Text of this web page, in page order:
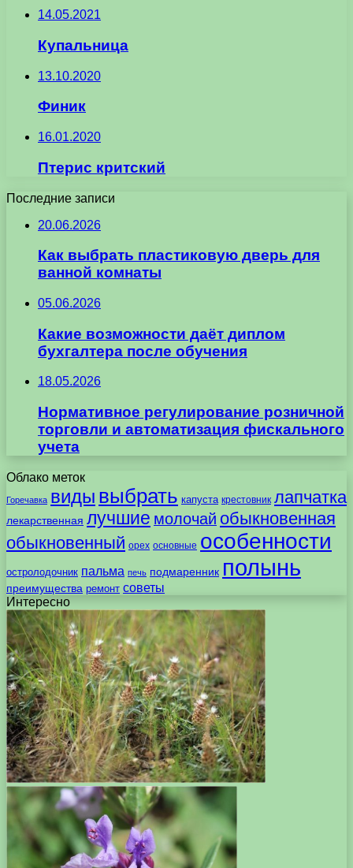
14.05.2021
Купальница
13.10.2020
Финик
16.01.2020
Птерис критский
Последние записи
20.06.2026
Как выбрать пластиковую дверь для
ванной комнаты
05.06.2026
Какие возможности даёт диплом
бухгалтера после обучения
18.05.2026
Нормативное регулирование розничной
торговли и автоматизация фискального
учета
Облако меток
Горечавка виды выбрать капуста крестовник лапчатка
лекарственная лучшие молочай обыкновенная
обыкновенный орех основные особенности
остролодочник пальма печь подмаренник полынь
преимущества ремонт советы
Интересно